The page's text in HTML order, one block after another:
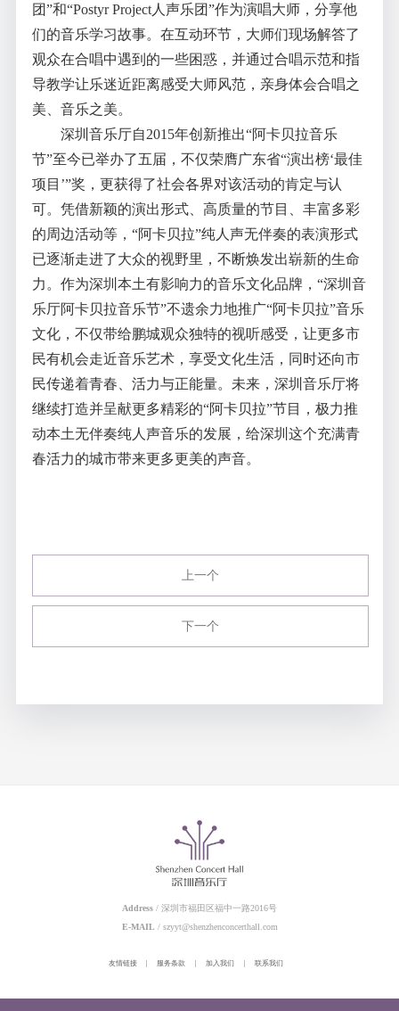
团”和“Postyr Project人声乐团”作为演唱大师，分享他
们的音乐学习故事。在互动环节，大师们现场解答了
观众在合唱中遇到的一些困惑，并通过合唱示范和指
导教学让乐迷近距离感受大师风范，亲身体会合唱之
美、音乐之美。
深圳音乐厅自2015年创新推出“阿卡贝拉音乐
节”至今已举办了五届，不仅荣膺广东省“演出榜‘最佳
项目’”奖，更获得了社会各界对该活动的肯定与认
可。凭借新颖的演出形式、高质量的节目、丰富多彩
的周边活动等，“阿卡贝拉”纯人声无伴奏的表演形式
已逐渐走进了大众的视野里，不断焕发出崭新的生命
力。作为深圳本土有影响力的音乐文化品牌，“深圳音
乐厅阿卡贝拉音乐节”不遗余力地推广“阿卡贝拉”音乐
文化，不仅带给鹏城观众独特的视听感受，让更多市
民有机会走近音乐艺术，享受文化生活，同时还向市
民传递着青春、活力与正能量。未来，深圳音乐厅将
继续打造并呈献更多精彩的“阿卡贝拉”节目，极力推
动本土无伴奏纯人声音乐的发展，给深圳这个充满青
春活力的城市带来更多更美的声音。
上一个
下一个
Address / 深圳市福田区福中一路2016号
E-MAIL / szyyt@shenzhenconcerthall.com
友情链接 服务条款 加入我们 联系我们